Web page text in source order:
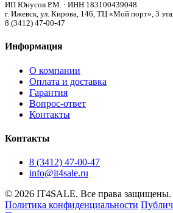
ИП Юнусов Р.М. · ИНН 183100439048
г. Ижевск, ул. Кирова, 146, ТЦ «Мой порт», 3
8 (3412) 47-00-47
Информация
О компании
Оплата и доставка
Гарантия
Вопрос-ответ
Контакты
Контакты
8 (3412) 47-00-47
info@it4sale.ru
© 2026 IT4SALE. Все права защищены.
Политика конфиденциальности